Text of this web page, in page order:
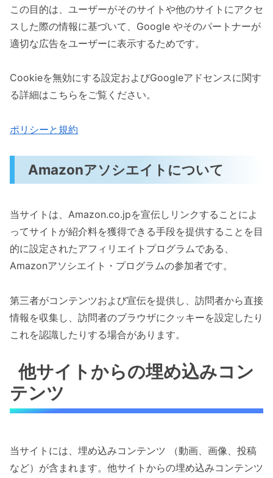
この目的は、ユーザーがそのサイトや他のサイトにアクセ
スした際の情報に基づいて、Google やそのパートナーが
適切な広告をユーザーに表示するためです。
Cookieを無効にする設定およびGoogleアドセンスに関す
る詳細はこちらをご覧ください。
ポリシーと規約
Amazonアソシエイトについて
当サイトは、Amazon.co.jpを宣伝しリンクすることによ
ってサイトが紹介料を獲得できる手段を提供することを目
的に設定されたアフィリエイトプログラムである、
Amazonアソシエイト・プログラムの参加者です。
第三者がコンテンツおよび宣伝を提供し、訪問者から直接
情報を収集し、訪問者のブラウザにクッキーを設定したり
これを認識したりする場合があります。
他サイトからの埋め込みコン
テンツ
当サイトには、埋め込みコンテンツ （動画、画像、投稿
など）が含まれます。他サイトからの埋め込みコンテンツ